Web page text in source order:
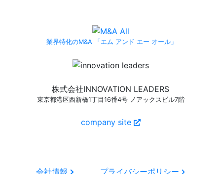
業界特化のM&A 「エム アンド エー オール」
株式会社INNOVATION LEADERS
東京都港区西新橋1丁目16番4号 ノアックスビル7階
company site
会社情報 プライバシーポリシー